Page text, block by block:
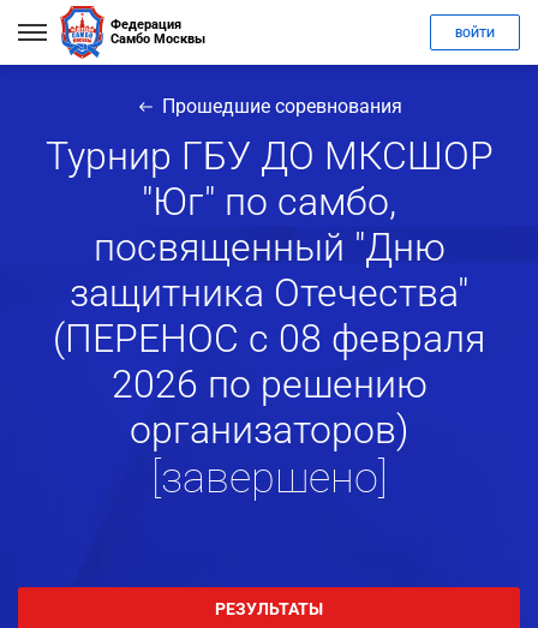
Федерация
Самбо Москвы
ВОЙТИ
Прошедшие соревнования
Турнир ГБУ ДО МКСШОР
"Юг" по самбо,
посвященный "Дню
защитника Отечества"
(ПЕРЕНОС с 08 февраля
2026 по решению
организаторов)
[завершено]
РЕЗУЛЬТАТЫ